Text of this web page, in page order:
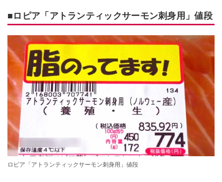
■ロピア「アトランティックサーモン刺身用」値段
ロピア「アトランティックサーモン刺身用」値段